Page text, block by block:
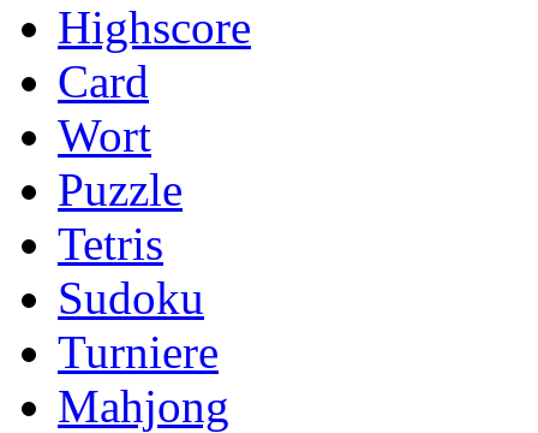
Highscore
Card
Wort
Puzzle
Tetris
Sudoku
Turniere
Mahjong